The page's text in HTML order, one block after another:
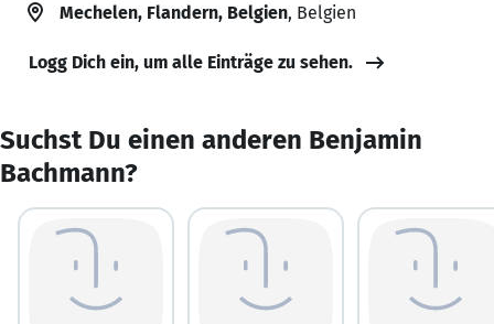
Mechelen, Flandern, Belgien, Belgien
Logg Dich ein, um alle Einträge zu sehen.
Suchst Du einen anderen Benjamin
Bachmann?